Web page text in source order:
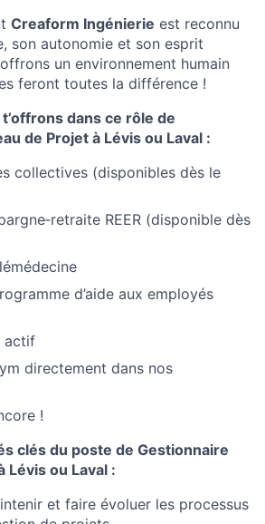
Creaform Ingénierie est reconnu
son autonomie et son esprit
un environnement humain
feront toutes la différence !
dans ce rôle de
de Projet à Lévis ou Laval :
collectives (disponibles dès le
REER (disponible dès
d’aide aux employés
actif
directement dans nos
!
clés du poste de Gestionnaire
Lévis ou Laval :
et faire évoluer les processus